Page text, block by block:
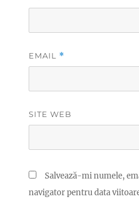
EMAIL *
SITE WEB
Salvează-mi numele,
navigator pentru data